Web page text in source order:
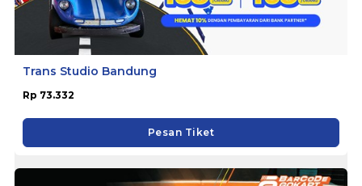
Trans Studio Bandung
Rp 73.332
Pesan Tiket